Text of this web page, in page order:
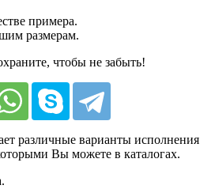
примера.
размерам.
чтобы не забыть!
различные варианты исполнения
Вы можете в каталогах.